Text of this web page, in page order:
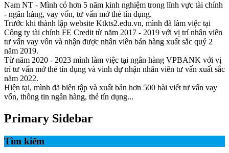
Nam NT - Mình có hơn 5 năm kinh nghiệm trong lĩnh vực tài chính
- ngân hàng, vay vốn, tư vấn mở thẻ tín dụng.
Trước khi thành lập website Ktkts2.edu.vn, mình đã làm việc tại
Công ty tài chính FE Credit từ năm 2017 - 2019 với vị trí nhân viên
tư vấn vay vốn và nhận được nhân viên bán hàng xuất sắc quý 2
năm 2019.
Từ năm 2020 - 2023 mình làm việc tại ngân hàng VPBANK với vị
trí tư vấn mở thẻ tín dụng và vinh dự nhận nhân viên tư vấn xuất sắc
năm 2022.
Hiện tại, mình đã biên tập và xuất bản hơn 500 bài viết tư vấn vay
vốn, thông tin ngân hàng, thẻ tín dụng...
Primary Sidebar
Tìm kiếm